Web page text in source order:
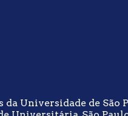
Universidade de São